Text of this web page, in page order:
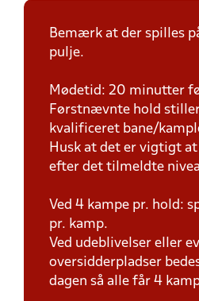
Bemærk at der spilles
pulje.
Mødetid: 20 minutter
Førstnævnte hold
kvalificeret bane/
Husk at det er vigtigt
efter det tilmeldte
Ved 4 kampe pr. hold:
pr. kamp.
Ved udeblivelser eller
oversidderpladser
dagen så alle får 4